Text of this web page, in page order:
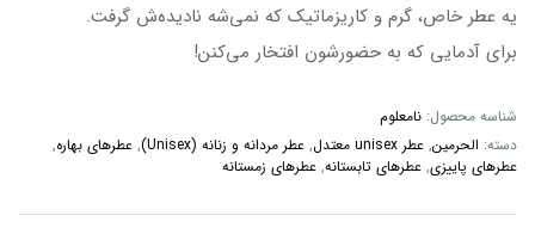
یه عطر خاص، گرم و کاریزماتیک که نمی‌شه نادیده‌ش گرفت.
برای آدمایی که به حضورشون افتخار می‌کنن!
شناسه محصول: نامعلوم
دسته: الحرمین, عطر unisex معتدل , عطر مردانه و زنانه (Unisex) , عطرهای بهاره,
عطرهای پاییزی, عطرهای تابستانه, عطرهای زمستانه